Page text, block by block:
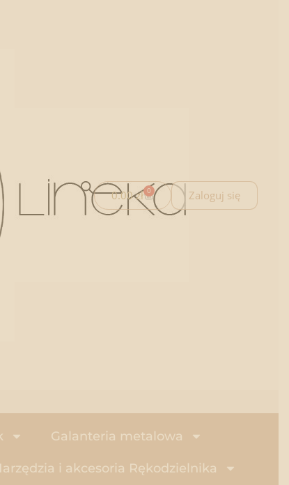
Zaloguj się
0.00zł 0
Galanteria metalowa
i akcesoria Rękodzielnika